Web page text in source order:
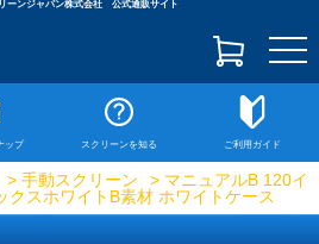
ーンジャパン株式会社 公式通販サイト
ップ スクリーンを知る ご利用ガイド
> 手動スクリーン
> マニュアルB 120イ
クスホワイトB素材 ホワイトケース